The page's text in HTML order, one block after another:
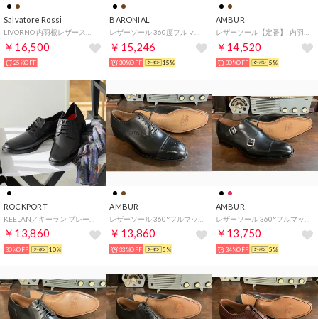
Salvatore Rossi
LIVORNO 内羽根レザーストレートチップ （ダークブラウン）
￥16,500
25%OFF
BARONIAL
レザーソール 360度フルマッケイ製法 ストレートチップ （ダークブラウン）
￥15,246
30%OFF 15%
AMBUR
レザーソール【定番】_内羽根ストレートチップ 360°フルマッケイ製法（ブラック） ZIP
￥14,520
30%OFF 5%
ROCKPORT
￥13,860
30%OFF 10%
AMBUR
￥13,860
33%OFF 5%
AMBUR
￥13,750
34%OFF 5%